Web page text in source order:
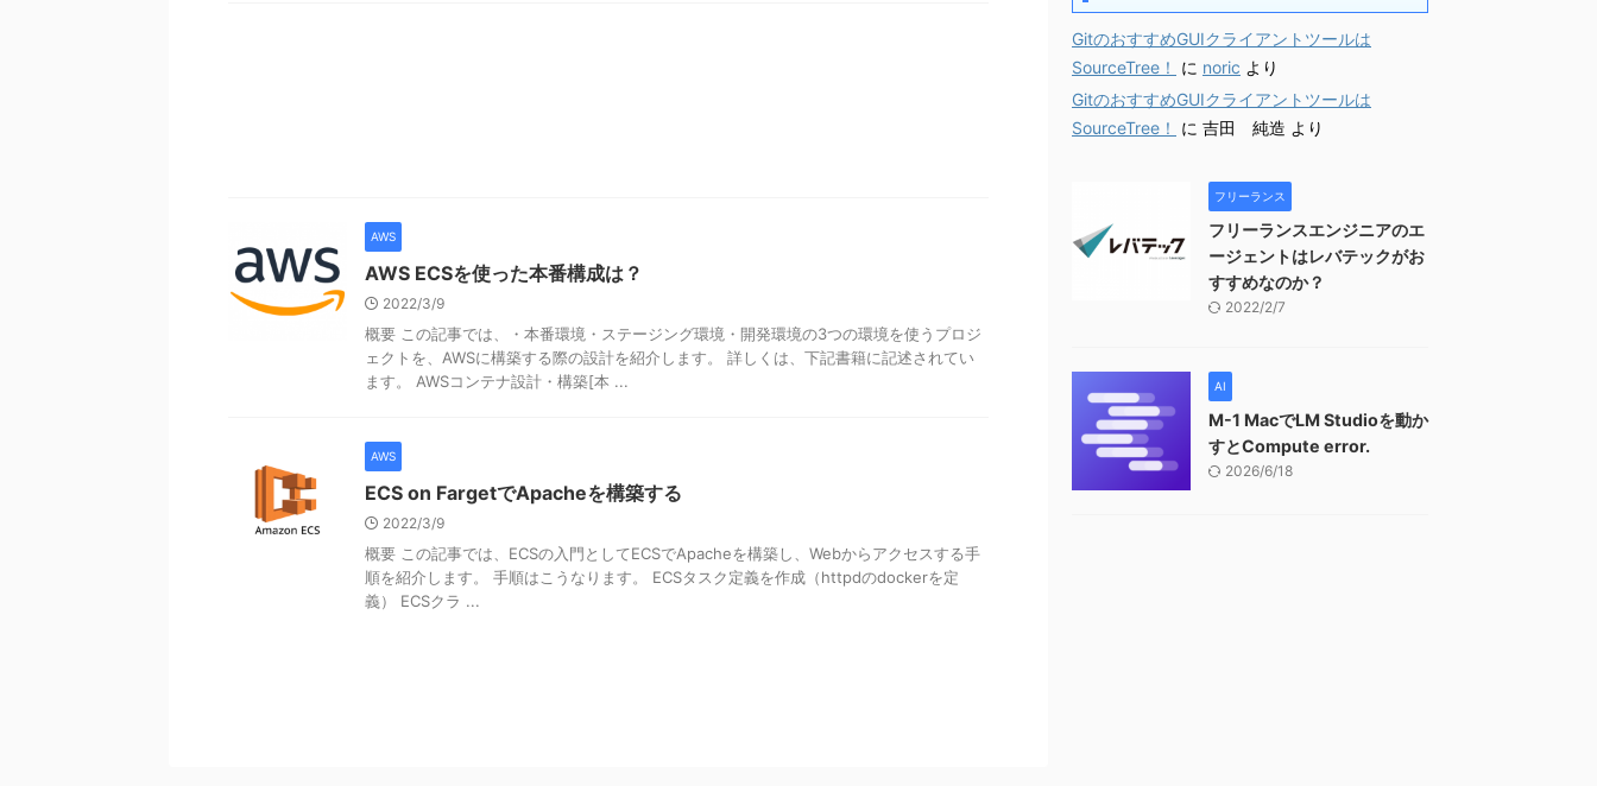
AWS
AWS ECSを使った本番構成は？
2022/3/9
概要 この記事では、・本番環境・ステージング環境・開発環境の3つの環境を使うプロジ
ェクトを、AWSに構築する際の設計を紹介します。 詳しくは、下記書籍に記述されてい
ます。 AWSコンテナ設計・構築[本 ...
AWS
ECS on FargetでApacheを構築する
2022/3/9
概要 この記事では、ECSの入門としてECSでApacheを構築し、Webからアクセスする手
順を紹介します。 手順はこうなります。 ECSタスク定義を作成（httpdのdockerを定
義） ECSクラ ...
GitのおすすめGUIクライアントツールは
SourceTree！
に noric より
GitのおすすめGUIクライアントツールは
SourceTree！
に 吉田 純造 より
フリーランス
フリーランスエンジニアのエ
ージェントはレバテックがお
すすめなのか？
2022/2/7
AI
M-1 MacでLM Studioを動か
すとCompute error.
2026/6/18